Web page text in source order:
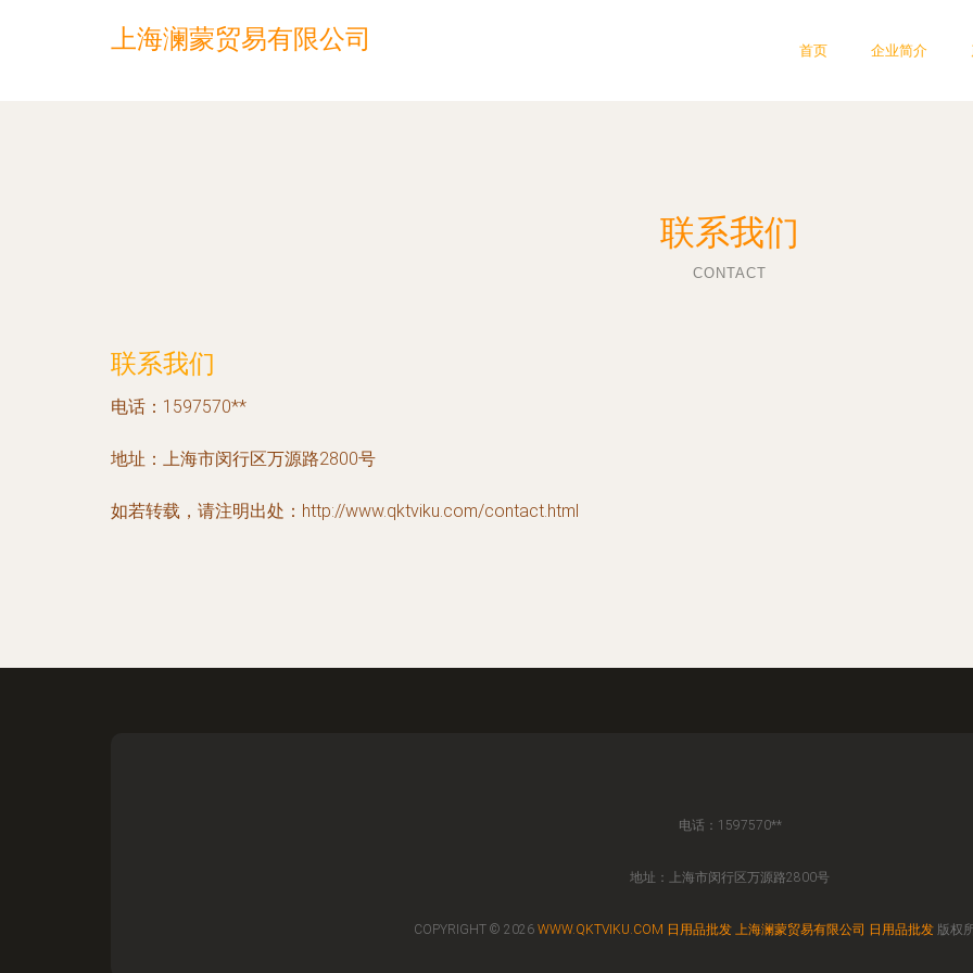
上海澜蒙贸易有限公司 首页 企业简介
联系我们
CONTACT
联系我们
电话：1597570**
地址：上海市闵行区万源路2800号
如若转载，请注明出处：http://www.qktviku.com/contact.html
电话：1597570**
地址：上海市闵行区万源路2800号
COPYRIGHT © 2026 WWW.QKTVIKU.COM 日用品批发 上海澜蒙贸易有限公司 日用品批发 版权